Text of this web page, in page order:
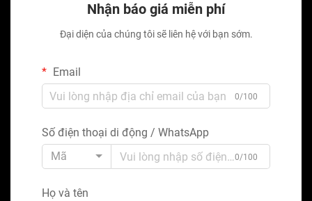
Nhận báo giá miễn phí
Đại diện của chúng tôi sẽ liên hệ với bạn sớm.
Email
0/100
Số điện thoại di động / WhatsApp
Mã
0/100
Họ và tên